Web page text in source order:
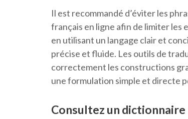
Il est recommandé d’éviter les
français en ligne afin de limiter
en utilisant un langage clair et
précise et fluide. Les outils de
correctement les constructions
une formulation simple et directe
Consultez un